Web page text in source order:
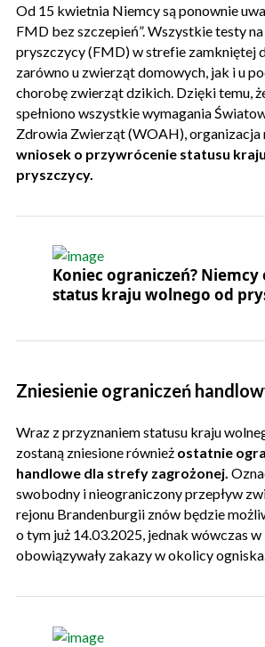
Od 15 kwietnia Niemcy są ponownie
FMD bez szczepień”. Wszystkie testy
pryszczycy (FMD) w strefie zamkniętej
zarówno u zwierząt domowych, jak i u
chorobę zwierząt dzikich. Dzięki temu,
spełniono wszystkie wymagania
Zdrowia Zwierząt (WOAH), organizacja
wniosek o przywrócenie statusu
pryszczycy.
Koniec ograniczeń? Niemcy
status kraju wolnego od
Zniesienie ograniczeń
Wraz z przyznaniem statusu kraju
zostaną zniesione również ostatnie
handlowe dla strefy zagrożonej.
swobodny i nieograniczony przepływ
rejonu Brandenburgii znów będzie
o tym już 14.03.2025, jednak wówczas
obowiązywały zakazy w okolicy